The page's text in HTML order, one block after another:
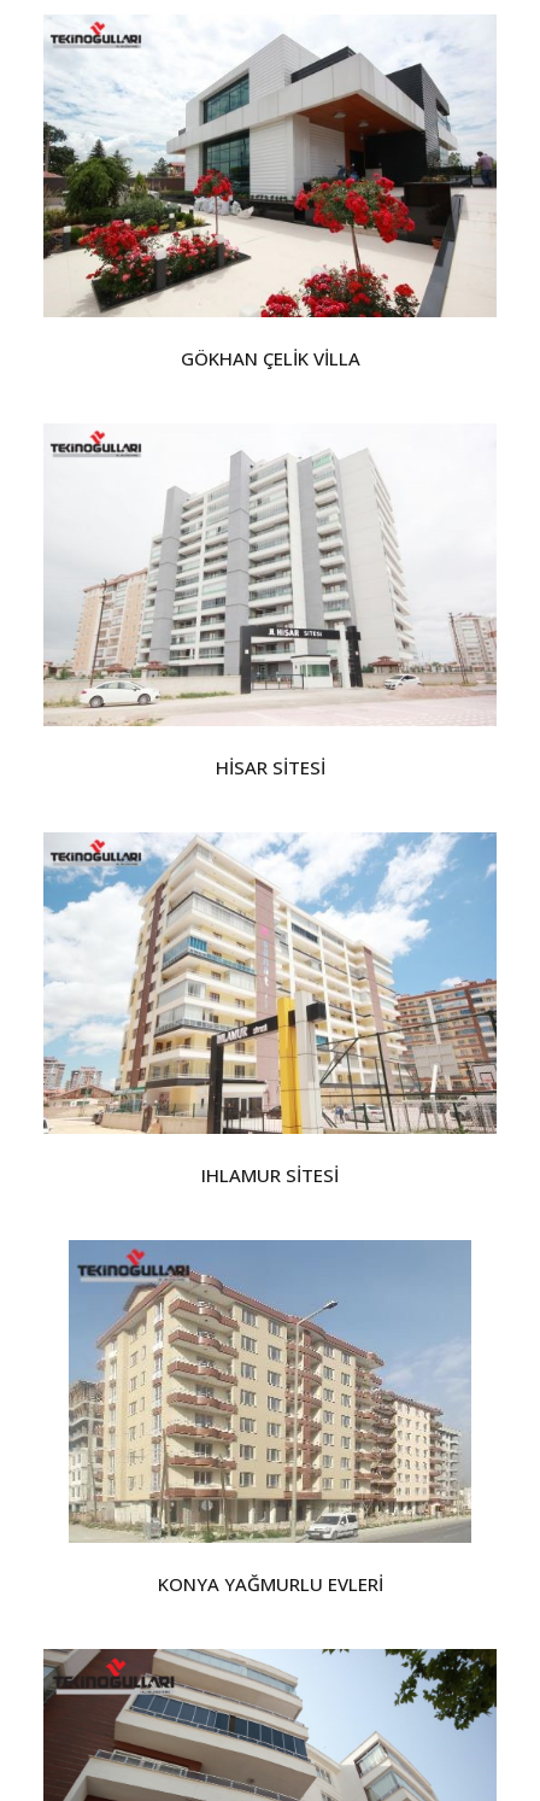
GÖKHAN ÇELİK VİLLA
HİSAR SİTESİ
IHLAMUR SİTESİ
KONYA YAĞMURLU EVLERİ